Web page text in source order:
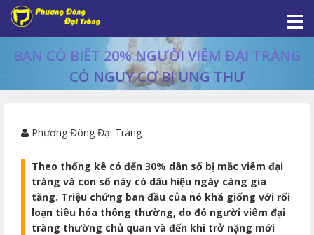
BẠN CÓ BIẾT 20% NGƯỜI VIÊM ĐẠI TRÀNG
CÓ NGUY CƠ BỊ UNG THƯ
Phương Đông Đại Tràng
Theo thống kê có đến 30% dân số bị mắc viêm đại
tràng và con số này có dấu hiệu ngày càng gia
tăng. Triệu chứng ban đầu của nó khá giống với rối
loạn tiêu hóa thông thường, do đó người viêm đại
tràng thường chủ quan và đến khi trở nặng mới